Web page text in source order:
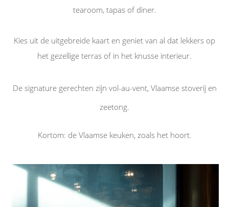
tearoom, tapas of diner.
Kies uit de uitgebreide kaart en geniet van al dat lekkers op
het gezellige terras of in het knusse interieur.
De signature gerechten zijn vol-au-vent, Vlaamse stoverij en
zeetong.
Kortom: de Vlaamse keuken, zoals het hoort.